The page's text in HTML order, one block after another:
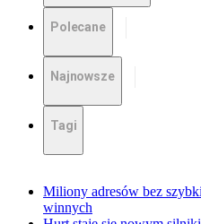
Polecane
Najnowsze
Tagi
Miliony adresów bez
winnych